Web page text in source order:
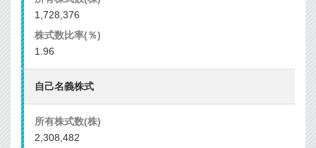
1,728,376
1.96
自己名義株式
2,308,482